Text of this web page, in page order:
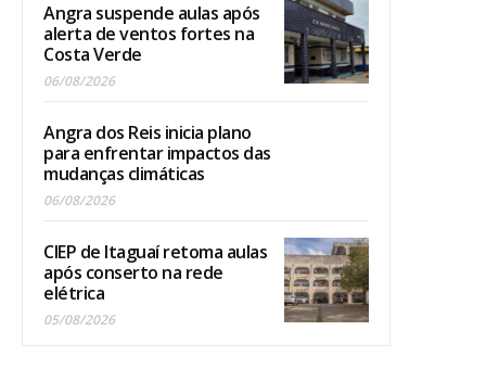
Angra suspende aulas após
alerta de ventos fortes na
Costa Verde
06/08/2026
Angra dos Reis inicia plano
para enfrentar impactos das
mudanças climáticas
06/08/2026
CIEP de Itaguaí retoma aulas
após conserto na rede
elétrica
05/08/2026